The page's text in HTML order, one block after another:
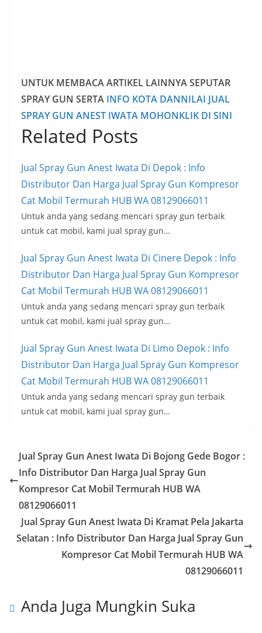
UNTUK MEMBACA ARTIKEL LAINNYA SEPUTAR
SPRAY GUN SERTA INFO KOTA DANNILAI JUAL
SPRAY GUN ANEST IWATA MOHONKLIK DI SINI
Related Posts
Jual Spray Gun Anest Iwata Di Depok : Info
Distributor Dan Harga Jual Spray Gun Kompresor
Cat Mobil Termurah HUB WA 08129066011
Untuk anda yang sedang mencari spray gun terbaik
untuk cat mobil, kami jual spray gun…
Jual Spray Gun Anest Iwata Di Cinere Depok : Info
Distributor Dan Harga Jual Spray Gun Kompresor
Cat Mobil Termurah HUB WA 08129066011
Untuk anda yang sedang mencari spray gun terbaik
untuk cat mobil, kami jual spray gun…
Jual Spray Gun Anest Iwata Di Limo Depok : Info
Distributor Dan Harga Jual Spray Gun Kompresor
Cat Mobil Termurah HUB WA 08129066011
Untuk anda yang sedang mencari spray gun terbaik
untuk cat mobil, kami jual spray gun…
Jual Spray Gun Anest Iwata Di Bojong Gede Bogor :
Info Distributor Dan Harga Jual Spray Gun
Kompresor Cat Mobil Termurah HUB WA
08129066011
Jual Spray Gun Anest Iwata Di Kramat Pela Jakarta
Selatan : Info Distributor Dan Harga Jual Spray Gun
Kompresor Cat Mobil Termurah HUB WA
08129066011
Anda Juga Mungkin Suka